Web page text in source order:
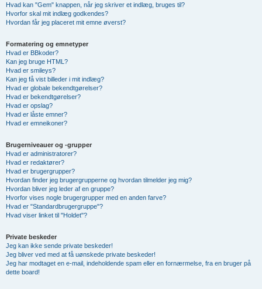
Hvad kan "Gem" knappen, når jeg skriver et indlæg, bruges til?
Hvorfor skal mit indlæg godkendes?
Hvordan får jeg placeret mit emne øverst?
Formatering og emnetyper
Hvad er BBkoder?
Kan jeg bruge HTML?
Hvad er smileys?
Kan jeg få vist billeder i mit indlæg?
Hvad er globale bekendtgørelser?
Hvad er bekendtgørelser?
Hvad er opslag?
Hvad er låste emner?
Hvad er emneikoner?
Brugerniveauer og -grupper
Hvad er administratorer?
Hvad er redaktører?
Hvad er brugergrupper?
Hvordan finder jeg brugergrupperne og hvordan tilmelder jeg mig?
Hvordan bliver jeg leder af en gruppe?
Hvorfor vises nogle brugergrupper med en anden farve?
Hvad er "Standardbrugergruppe"?
Hvad viser linket til "Holdet"?
Private beskeder
Jeg kan ikke sende private beskeder!
Jeg bliver ved med at få uønskede private beskeder!
Jeg har modtaget en e-mail, indeholdende spam eller en fornærmelse, fra en bruger på
dette board!